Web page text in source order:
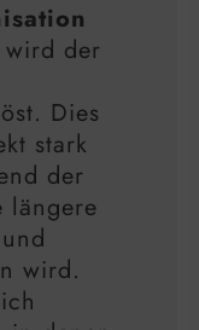
der
Dies
stark
der
längere
wird.